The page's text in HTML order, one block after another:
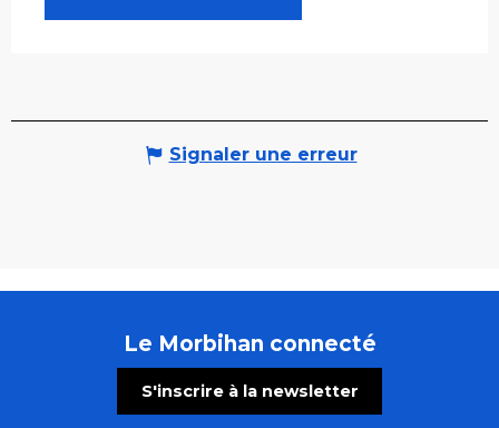
Signaler une erreur
Le Morbihan connecté
S'inscrire à la newsletter